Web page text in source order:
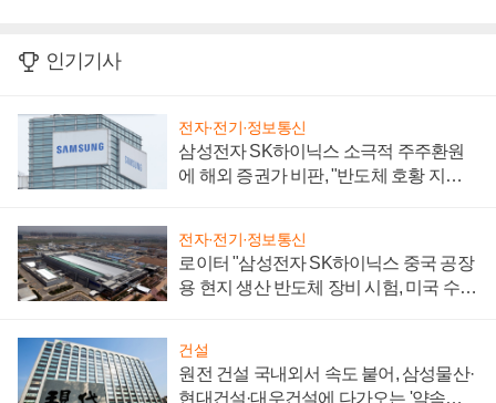
인기기사
전자·전기·정보통신
삼성전자 SK하이닉스 소극적 주주환원
에 해외 증권가 비판, "반도체 호황 지속
전자·전기·정보통신
로이터 "삼성전자 SK하이닉스 중국 공장
용 현지 생산 반도체 장비 시험, 미국 수출
건설
원전 건설 국내외서 속도 붙어, 삼성물산·
현대건설·대우건설에 다가오는 '약속의